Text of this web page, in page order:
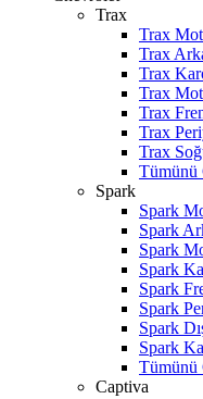
Trax
Trax
Trax
Trax
Trax
Trax
Trax
Trax
Tümünü
Spark
Spark
Spark
Spark
Spark
Spark
Spark
Spark
Spark
Tümünü
Captiva